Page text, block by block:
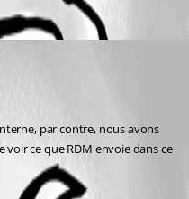
par contre, nous avons
ce que RDM envoie dans ce